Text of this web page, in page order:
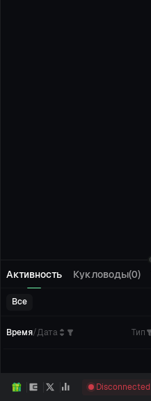
Активность Кукловоды(0)
Все
Время/Дата Тип
Disconnected